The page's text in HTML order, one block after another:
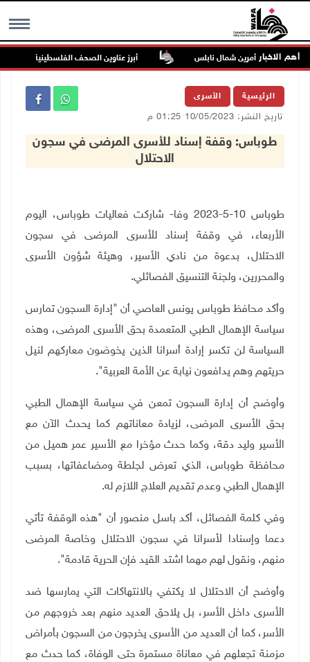
MENU أهم الاخبار
من بيت أمرين شمال نابلس أبرز عناوين الصحف الفلسطينية
الرئيسية الأسرى
تاريخ النشر: 10/05/2023 01:25 م
طوباس: وقفة إسناد للأسرى المرضى في سجون
الاحتلال
طوباس 10-5-2023 وفا- شاركت فعاليات طوباس، اليوم
الأربعاء، في وقفة إسناد للأسرى المرضى في سجون
الاحتلال، بدعوة من نادي الأسير، وهيئة شؤون الأسرى
والمحررين، ولجنة التنسيق الفصائلي.
وأكد محافظ طوباس يونس العاصي أن "إدارة السجون تمارس
سياسة الإهمال الطبي المتعمدة بحق الأسرى المرضى، وهذه
السياسة لن تكسر إرادة أسرانا الذين يخوضون معاركهم لنيل
حريتهم وهم يدافعون نيابة عن الأمة العربية".
وأوضح أن إدارة السجون تمعن في سياسة الإهمال الطبي
بحق الأسرى المرضى، لزيادة معاناتهم كما يحدث الآن مع
الأسير وليد دقة، وكما حدث مؤخرا مع الأسير عمر هميل من
محافظة طوباس، الذي تعرض لجلطة ومضاعفاتها، بسبب
الإهمال الطبي وعدم تقديم العلاج اللازم له.
وفي كلمة الفصائل، أكد باسل منصور أن "هذه الوقفة تأتي
دعما وإسنادا لأسرانا في سجون الاحتلال وخاصة المرضى
منهم، ونقول لهم مهما اشتد القيد فإن الحرية قادمة"
.
وأوضح أن الاحتلال لا يكتفي بالانتهاكات التي يمارسها ضد
الأسرى داخل الأسر، بل يلاحق العديد منهم بعد خروجهم من
الأسر، كما أن العديد من الأسرى يخرجون من السجون بأمراض
مزمنة تجعلهم في معاناة مستمرة حتى الوفاة، كما حدث مع